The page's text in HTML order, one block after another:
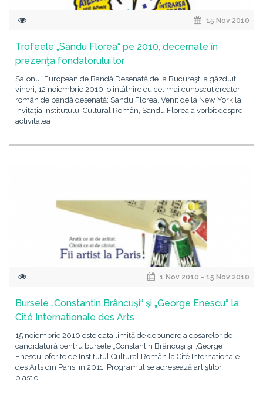
15 Nov 2010
Trofeele „Sandu Florea“ pe 2010, decernate în
prezenţa fondatorului lor
Salonul European de Bandă Desenată de la Bucureşti a găzduit
vineri, 12 noiembrie 2010, o întâlnire cu cel mai cunoscut creator
român de bandă desenată: Sandu Florea. Venit de la New York la
invitaţia Institutului Cultural Român, Sandu Florea a vorbit despre
activitatea
1 Nov 2010 - 15 Nov 2010
Bursele „Constantin Brâncuşi“ şi „George Enescu“, la
Cité Internationale des Arts
15 noiembrie 2010 este data limită de depunere a dosarelor de
candidatură pentru bursele „Constantin Brâncuşi şi „George
Enescu, oferite de Institutul Cultural Român la Cité Internationale
des Arts din Paris, în 2011. Programul se adresează artiştilor
plastici